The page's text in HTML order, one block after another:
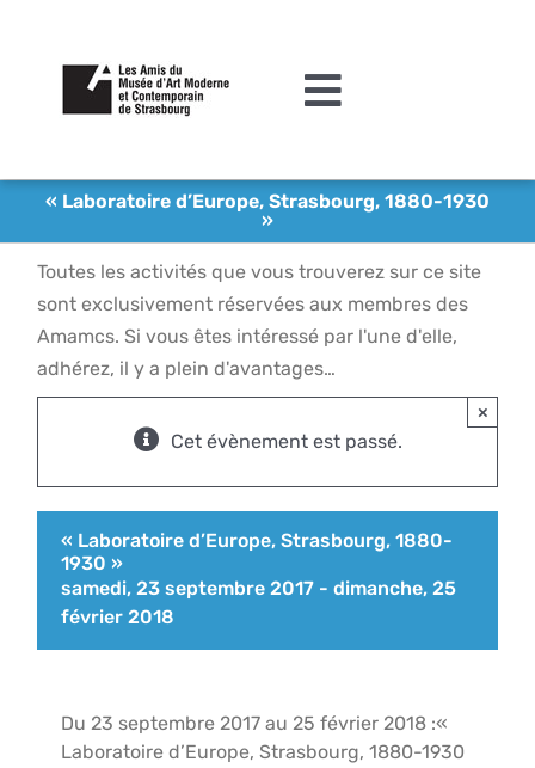
contenu
Toggle
L’association
Agenda
Actualités
Acquisitions et mécénat
Editions
Contact
« Laboratoire d’Europe, Strasbourg, 1880-1930
»
Toutes les activités que vous trouverez sur ce site
sont exclusivement réservées aux membres des
Amamcs. Si vous êtes intéressé par l'une d'elle,
adhérez, il y a plein d'avantages…
Cet évènement est passé.
×
« Laboratoire d’Europe, Strasbourg, 1880-
1930 »
samedi, 23 septembre 2017 -dimanche, 25
février 2018
Du 23 septembre 2017 au 25 février 2018 :«
Laboratoire d’Europe, Strasbourg, 1880-1930